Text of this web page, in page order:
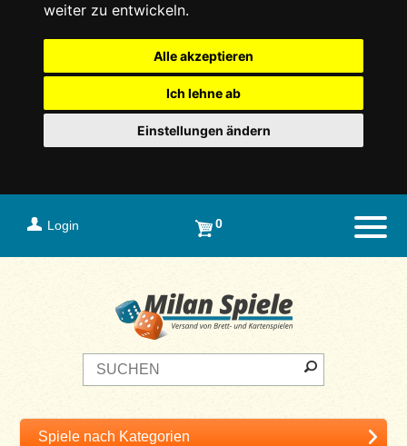
weiter zu entwickeln.
Alle akzeptieren
Ich lehne ab
Einstellungen ändern
Login 0